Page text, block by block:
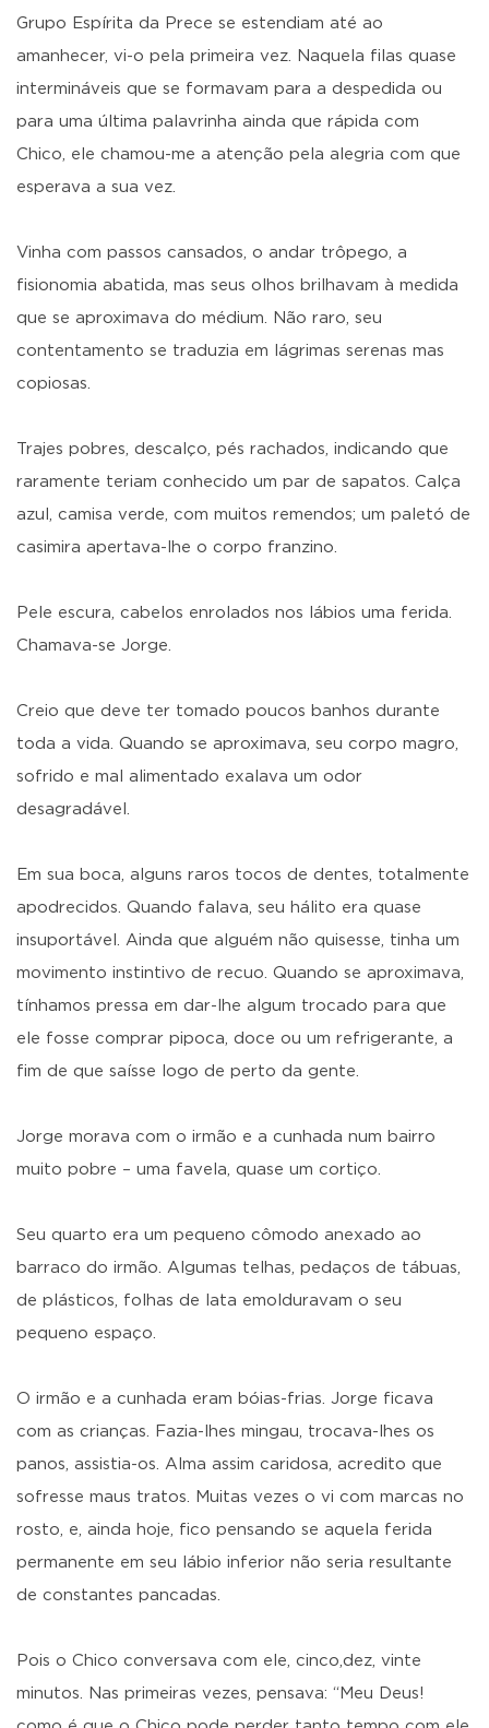
Grupo Espírita da Prece se estendiam até ao
amanhecer, vi-o pela primeira vez. Naquela filas quase
intermináveis que se formavam para a despedida ou
para uma última palavrinha ainda que rápida com
Chico, ele chamou-me a atenção pela alegria com que
esperava a sua vez.
Vinha com passos cansados, o andar trôpego, a
fisionomia abatida, mas seus olhos brilhavam à medida
que se aproximava do médium. Não raro, seu
contentamento se traduzia em lágrimas serenas mas
copiosas.
Trajes pobres, descalço, pés rachados, indicando que
raramente teriam conhecido um par de sapatos. Calça
azul, camisa verde, com muitos remendos; um paletó de
casimira apertava-lhe o corpo franzino.
Pele escura, cabelos enrolados nos lábios uma ferida.
Chamava-se Jorge.
Creio que deve ter tomado poucos banhos durante
toda a vida. Quando se aproximava, seu corpo magro,
sofrido e mal alimentado exalava um odor
desagradável.
Em sua boca, alguns raros tocos de dentes, totalmente
apodrecidos. Quando falava, seu hálito era quase
insuportável. Ainda que alguém não quisesse, tinha um
movimento instintivo de recuo. Quando se aproximava,
tínhamos pressa em dar-lhe algum trocado para que
ele fosse comprar pipoca, doce ou um refrigerante, a
fim de que saísse logo de perto da gente.
Jorge morava com o irmão e a cunhada num bairro
muito pobre – uma favela, quase um cortiço.
Seu quarto era um pequeno cômodo anexado ao
barraco do irmão. Algumas telhas, pedaços de tábuas,
de plásticos, folhas de lata emolduravam o seu
pequeno espaço.
O irmão e a cunhada eram bóias-frias. Jorge ficava
com as crianças. Fazia-lhes mingau, trocava-lhes os
panos, assistia-os. Alma assim caridosa, acredito que
sofresse maus tratos. Muitas vezes o vi com marcas no
rosto, e, ainda hoje, fico pensando se aquela ferida
permanente em seu lábio inferior não seria resultante
de constantes pancadas.
Pois o Chico conversava com ele, cinco,dez, vinte
minutos. Nas primeiras vezes, pensava: “Meu Deus!